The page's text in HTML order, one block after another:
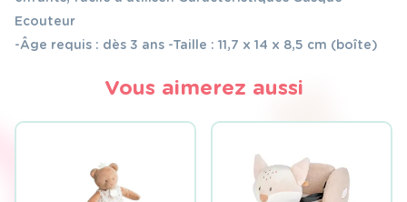
Ecouteur
-Âge requis : dès 3 ans -Taille : 11,7 x 14 x 8,5 cm (boîte)
Vous aimerez aussi